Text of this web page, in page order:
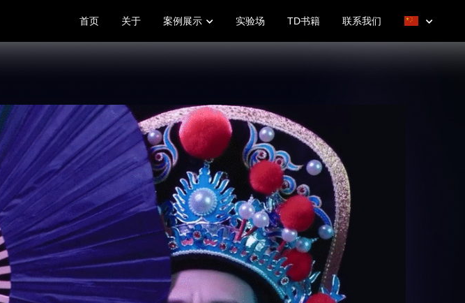
首页 关于 案例展示 实验场 TD书籍 联系我们